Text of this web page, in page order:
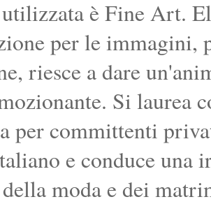
è Fine Art.
per le immagini,
riesce a dare
Si laurea
per committenti
e conduce una
moda e dei